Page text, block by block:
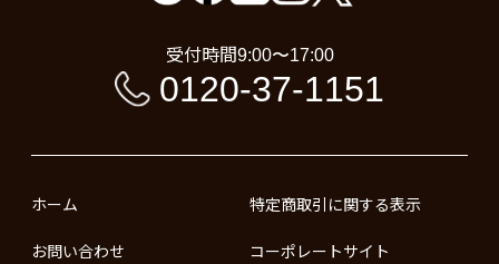
受付時間9:00〜17:00
0120-37-1151
ホーム
お問い合わせ
特定商取引に関する表示
コーポレートサイト